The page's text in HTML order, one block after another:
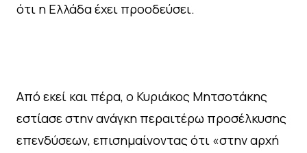
ότι η Ελλάδα έχει προοδεύσει.
Από εκεί και πέρα, ο Κυριάκος Μητσοτάκης
εστίασε στην ανάγκη περαιτέρω προσέλκυσης
επενδύσεων, επισημαίνοντας ότι «στην αρχή